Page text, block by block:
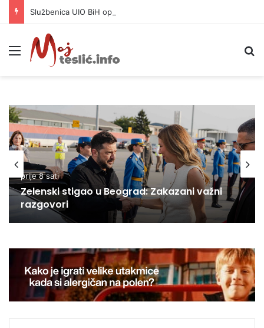
Službenica UIO BiH optužena da je prikrila 370.000 KM
Meni
prije 8 sati
Zelenski stigao u Beograd: Zakazani važni
razgovori